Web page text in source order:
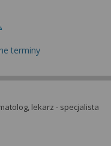
terminy
lekarz - specjalista